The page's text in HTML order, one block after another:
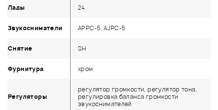
Лады 24
Звукосниматели APPC-5, AJPC-5
Снятие SH
Фурнитура хром
Регуляторы
регулятор громкости, регулятор тона,
регулировка баланса громкости
звукоснимателей